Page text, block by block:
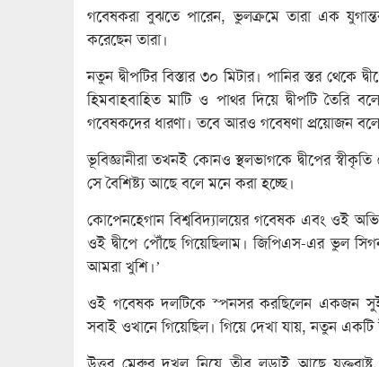
গবেষকরা বুঝতে পারেন, ভুলক্রমে তারা এক
করেছেন তারা।
নতুন দ্বীপটির বিস্তার ৩০ মিটার। পানির স্তর থেকে
হিমবাহবাহিত মাটি ও পাথর দিয়ে দ্বীপটি তৈরি
গবেষকদের ধারণা। তবে আরও গবেষণা প্রয়োজন বলে
ভূবিজ্ঞানীরা তখনই কোনও স্থলভাগকে দ্বীপের
সে বৈশিষ্ট্য আছে বলে মনে করা হচ্ছে।
কোপেনহেগান বিশ্ববিদ্যালয়ের গবেষক এবং ওই
ওই দ্বীপে পৌঁছে গিয়েছিলাম। জিপিএস-এর ভুল
আমরা খুশি।’
ওই গবেষক দলটিকে স্পনসর করছিলেন একজন সুইস
সবাই ওখানে গিয়েছিল। গিয়ে দেখা যায়, নতুন